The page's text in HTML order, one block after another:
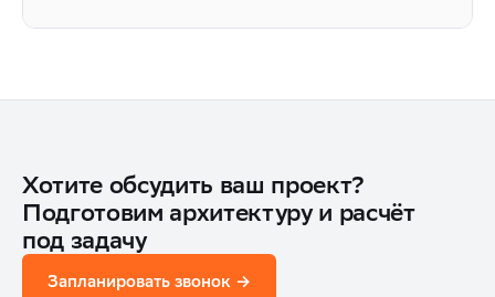
Хотите обсудить ваш проект?
Подготовим архитектуру и расчёт
под задачу
Запланировать звонок →